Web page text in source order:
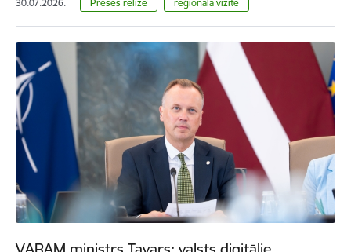
30.07.2026. Preses relīze reģionālā vizīte